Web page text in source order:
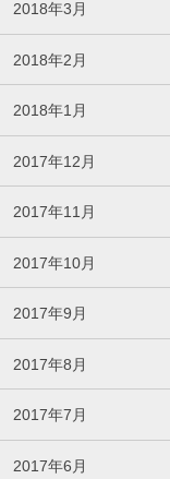
2018年3月
2018年2月
2018年1月
2017年12月
2017年11月
2017年10月
2017年9月
2017年8月
2017年7月
2017年6月